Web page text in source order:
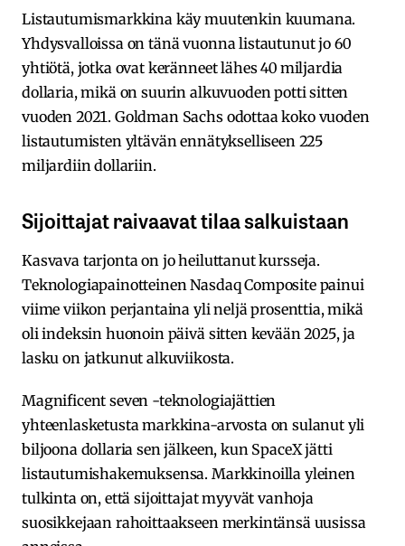
Listautumismarkkina käy muutenkin kuumana.
Yhdysvalloissa on tänä vuonna listautunut jo 60
yhtiötä, jotka ovat keränneet lähes 40 miljardia
dollaria, mikä on suurin alkuvuoden potti sitten
vuoden 2021. Goldman Sachs odottaa koko vuoden
listautumisten yltävän ennätykselliseen 225
miljardiin dollariin.
Sijoittajat raivaavat tilaa salkuistaan
Kasvava tarjonta on jo heiluttanut kursseja.
Teknologiapainotteinen Nasdaq Composite painui
viime viikon perjantaina yli neljä prosenttia, mikä
oli indeksin huonoin päivä sitten kevään 2025, ja
lasku on jatkunut alkuviikosta.
Magnificent seven -teknologiajättien
yhteenlasketusta markkina-arvosta on sulanut yli
biljoona dollaria sen jälkeen, kun SpaceX jätti
listautumishakemuksensa. Markkinoilla yleinen
tulkinta on, että sijoittajat myyvät vanhoja
suosikkejaan rahoittaakseen merkintänsä uusissa